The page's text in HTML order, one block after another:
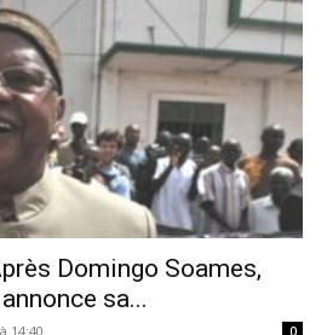
Domingo Soames,
sa...
14:40